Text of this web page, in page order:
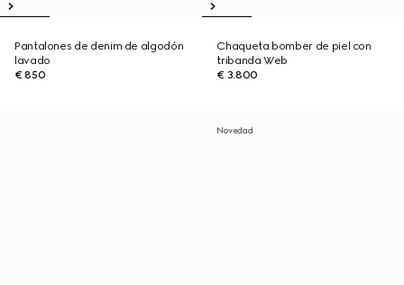
Pantalones de denim de algodón
lavado
€ 850
Chaqueta bomber de piel con
tribanda Web
€ 3.800
Novedad